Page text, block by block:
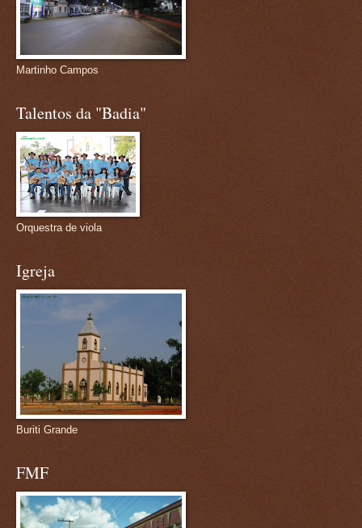
Martinho Campos
Talentos da "Badia"
Orquestra de viola
Igreja
Buriti Grande
FMF